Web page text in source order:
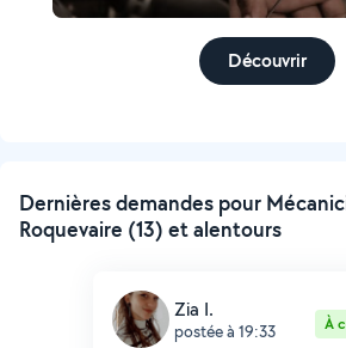
Découvrir
Dernières demandes pour
Roquevaire (13) et alentours
Zia I.
postée à 19:33 À